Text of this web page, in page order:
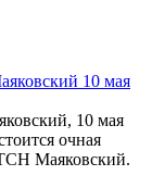
10 мая
10 мая
очная
ТСН Маяковский.